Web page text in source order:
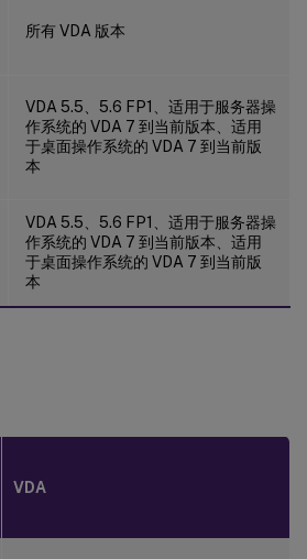
所有 VDA 版本
VDA 5.5、5.6 FP1、适用于服务器操
作系统的 VDA 7 到当前版本、适用
于桌面操作系统的 VDA 7 到当前版
本
VDA 5.5、5.6 FP1、适用于服务器操
作系统的 VDA 7 到当前版本、适用
于桌面操作系统的 VDA 7 到当前版
本
VDA